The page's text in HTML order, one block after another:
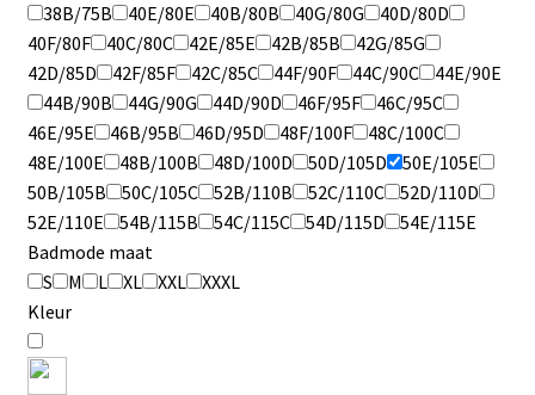
38B/75B
40E/80E 40B/80B 40G/80G
40D/80D
40F/80F
40C/80C 42E/85E 42B/85B
42G/85G
42D/85D
42F/85F 42C/85C 44F/90F 44C/90C
44E/90E
44B/90B
44G/90G 44D/90D 46F/95F
46C/95C
46E/95E
46B/95B 46D/95D 48F/100F
48C/100C
48E/100E
48B/100B 48D/100D 50D/105D
50E/105E
50B/105B
50C/105C 52B/110B 52C/110C
52D/110D
52E/110E
54B/115B 54C/115C 54D/115D
54E/115E
Badmode maat
S
M L XL XXL
XXXL
Kleur